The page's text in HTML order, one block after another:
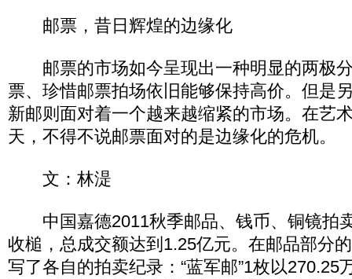
邮票，昔日辉煌的边缘化
邮票的市场如今呈现出一种明显的两极
票、珍惜邮票拍场依旧能够保持高价。但是
新邮则面对着一个越来越缩紧的市场。在艺
天，不得不说邮票面对的是边缘化的危机。
文：林湜
中国嘉德2011秋季邮品、钱币、铜镜拍
收槌，总成交额达到1.25亿元。在邮品部分
写了各自的拍卖纪录：“蓝军邮”1枚以270.25